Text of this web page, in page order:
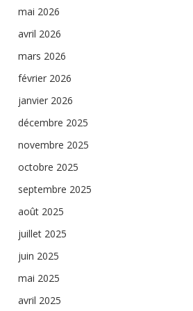
mai 2026
avril 2026
mars 2026
février 2026
janvier 2026
décembre 2025
novembre 2025
octobre 2025
septembre 2025
août 2025
juillet 2025
juin 2025
mai 2025
avril 2025